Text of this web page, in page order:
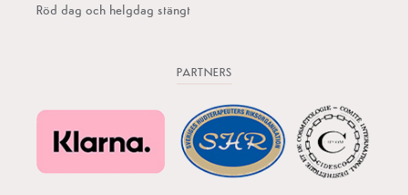
Röd dag och helgdag stängt
PARTNERS